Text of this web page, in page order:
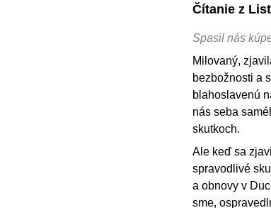
Čítanie z
Spasil nás
Milovaný,
bezbožnosti a
blahoslavenú
nás seba
skutkoch.
Ale keď sa
spravodlivé
a obnovy v
sme,